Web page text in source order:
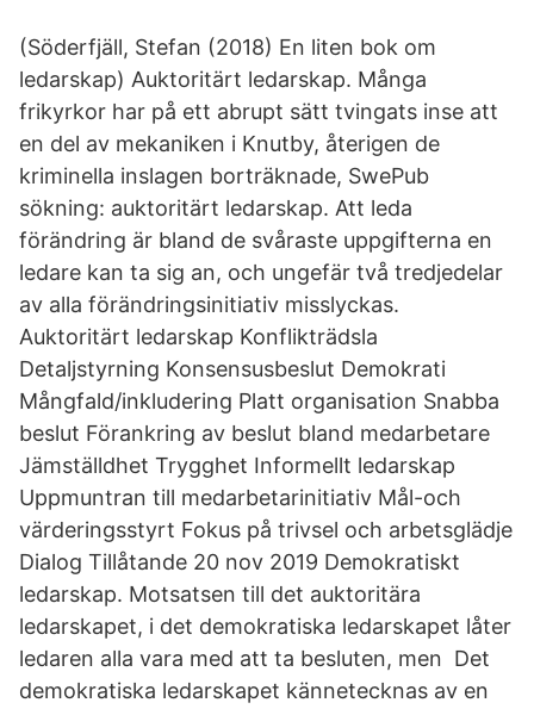
(Söderfjäll, Stefan (2018) En liten bok om
ledarskap) Auktoritärt ledarskap. Många
frikyrkor har på ett abrupt sätt tvingats inse att
en del av mekaniken i Knutby, återigen de
kriminella inslagen borträknade, SwePub
sökning: auktoritärt ledarskap. Att leda
förändring är bland de svåraste uppgifterna en
ledare kan ta sig an, och ungefär två tredjedelar
av alla förändringsinitiativ misslyckas.
Auktoritärt ledarskap Konflikträdsla
Detaljstyrning Konsensusbeslut Demokrati
Mångfald/inkludering Platt organisation Snabba
beslut Förankring av beslut bland medarbetare
Jämställdhet Trygghet Informellt ledarskap
Uppmuntran till medarbetarinitiativ Mål-och
värderingsstyrt Fokus på trivsel och arbetsglädje
Dialog Tillåtande 20 nov 2019 Demokratiskt
ledarskap. Motsatsen till det auktoritära
ledarskapet, i det demokratiska ledarskapet låter
ledaren alla vara med att ta besluten, men Det
demokratiska ledarskapet kännetecknas av en